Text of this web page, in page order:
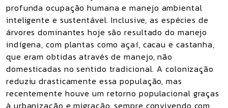
profunda ocupação humana e manejo ambiental
inteligente e sustentável. Inclusive, as espécies de
árvores dominantes hoje são resultado do manejo
indígena, com plantas como açaí, cacau e castanha,
que eram obtidas através de manejo, não
domesticadas no sentido tradicional. A colonização
reduziu drasticamente essa população, mas
recentemente houve um retorno populacional graças
à urbanização e migração, sempre convivendo com